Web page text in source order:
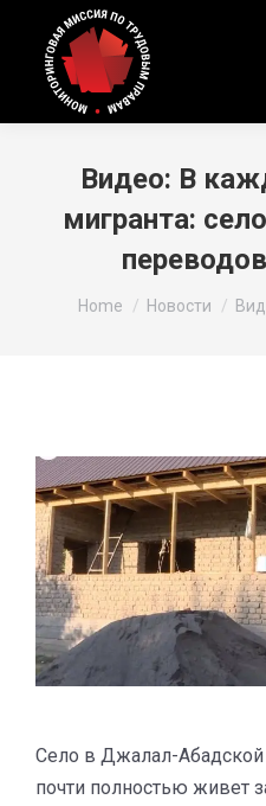
Видео: В
мигранта:
You are here:
Home Новости
Село в Джалал-Абадской
почти полностью живет